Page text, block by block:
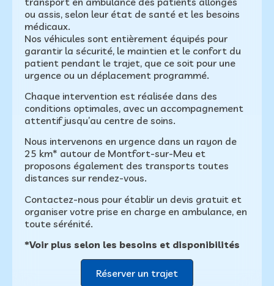
ou assis, selon leur état de santé et les besoins
médicaux.
Nos véhicules sont entièrement équipés pour
garantir la sécurité, le maintien et le confort du
patient pendant le trajet, que ce soit pour une
urgence ou un déplacement programmé.
Chaque intervention est réalisée dans des
conditions optimales, avec un accompagnement
attentif jusqu’au centre de soins.
Nous intervenons en urgence dans un rayon de
25 km* autour de Montfort-sur-Meu et
proposons également des transports toutes
distances sur rendez-vous.
Contactez-nous pour établir un devis gratuit et
organiser votre prise en charge en ambulance, en
toute sérénité.
*Voir plus selon les besoins et disponibilités
Réserver un trajet